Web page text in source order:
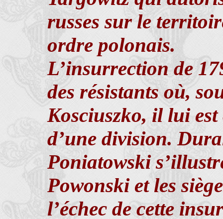
russes sur le
ordre polonais.
L’insurrection de
des résistants où,
Kosciuszko, il lui
d’une division.
Poniatowski
Powonski et les
l’échec de cette